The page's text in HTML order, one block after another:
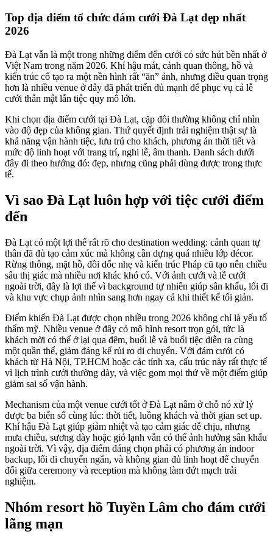
Top địa điểm tổ chức đám cưới Đà Lạt đẹp nhất
2026
Đà Lạt vẫn là một trong những điểm đến cưới có sức hút bền nhất ở
Việt Nam trong năm 2026. Khí hậu mát, cảnh quan thông, hồ và
kiến trúc cổ tạo ra một nền hình rất “ăn” ảnh, nhưng điều quan trọng
hơn là nhiều venue ở đây đã phát triển đủ mạnh để phục vụ cả lễ
cưới thân mật lẫn tiệc quy mô lớn.
Khi chọn địa điểm cưới tại Đà Lạt, cặp đôi thường không chỉ nhìn
vào độ đẹp của không gian. Thứ quyết định trải nghiệm thật sự là
khả năng vận hành tiệc, lưu trú cho khách, phương án thời tiết và
mức độ linh hoạt với trang trí, nghi lễ, âm thanh. Danh sách dưới
đây đi theo hướng đó: đẹp, nhưng cũng phải dùng được trong thực
tế.
Vì sao Đà Lạt luôn hợp với tiệc cưới điểm
đến
Đà Lạt có một lợi thế rất rõ cho destination wedding: cảnh quan tự
thân đã đủ tạo cảm xúc mà không cần dựng quá nhiều lớp décor.
Rừng thông, mặt hồ, đồi dốc nhẹ và kiến trúc Pháp cũ tạo nên chiều
sâu thị giác mà nhiều nơi khác khó có. Với ảnh cưới và lễ cưới
ngoài trời, đây là lợi thế vì background tự nhiên giúp sân khấu, lối đi
và khu vực chụp ảnh nhìn sang hơn ngay cả khi thiết kế tối giản.
Điểm khiến Đà Lạt được chọn nhiều trong 2026 không chỉ là yếu tố
thẩm mỹ. Nhiều venue ở đây có mô hình resort trọn gói, tức là
khách mời có thể ở lại qua đêm, buổi lễ và buổi tiệc diễn ra cùng
một quần thể, giảm đáng kể rủi ro di chuyển. Với đám cưới có
khách từ Hà Nội, TP.HCM hoặc các tỉnh xa, cấu trúc này rất thực tế
vì lịch trình cưới thường dày, và việc gom mọi thứ về một điểm giúp
giảm sai số vận hành.
Mechanism của một venue cưới tốt ở Đà Lạt nằm ở chỗ nó xử lý
được ba biến số cùng lúc: thời tiết, luồng khách và thời gian set up.
Khí hậu Đà Lạt giúp giảm nhiệt và tạo cảm giác dễ chịu, nhưng
mưa chiều, sương dày hoặc gió lạnh vẫn có thể ảnh hưởng sân khấu
ngoài trời. Vì vậy, địa điểm đáng chọn phải có phương án indoor
backup, lối di chuyển ngắn, và không gian đủ linh hoạt để chuyển
đổi giữa ceremony và reception mà không làm đứt mạch trải
nghiệm.
Nhóm resort hồ Tuyền Lâm cho đám cưới
lãng mạn